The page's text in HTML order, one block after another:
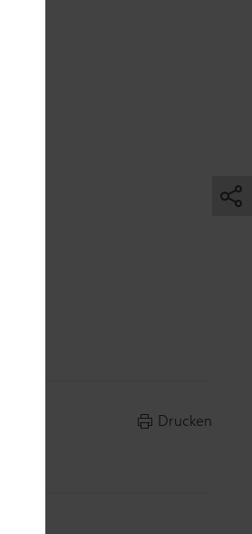
Drucken